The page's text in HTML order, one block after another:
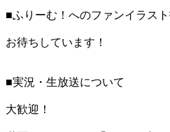
■ふりーむ！へのファンイラス
お待ちしています！
■実況・生放送について
大歓迎！